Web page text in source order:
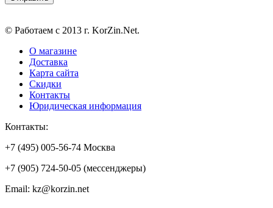
© Работаем с 2013 г. KorZin.Net.
О магазине
Доставка
Карта сайта
Скидки
Контакты
Юридическая информация
Контакты:
+7 (495) 005-56-74 Москва
+7 (905) 724-50-05 (мессенджеры)
Email: kz@korzin.net